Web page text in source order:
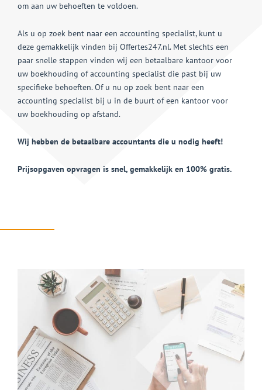
om aan uw behoeften te voldoen.
Als u op zoek bent naar een accounting specialist, kunt u
deze gemakkelijk vinden bij Offertes247.nl. Met slechts een
paar snelle stappen vinden wij een betaalbare kantoor voor
uw boekhouding of accounting specialist die past bij uw
specifieke behoeften. Of u nu op zoek bent naar een
accounting specialist bij u in de buurt of een kantoor voor
uw boekhouding op afstand.
Wij hebben de betaalbare accountants die u nodig heeft!
Prijsopgaven opvragen is snel, gemakkelijk en 100% gratis.